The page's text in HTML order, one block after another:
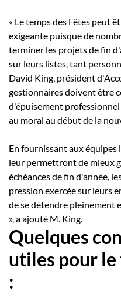
« Le temps des Fêtes peut
exigeante puisque de
terminer les projets de fin
sur leurs listes, tant
David King, président
gestionnaires doivent être
d'épuisement
au moral au début de la
En fournissant aux équipes
leur permettront de mieux
échéances de fin d'année,
pression exercée sur leurs
de se détendre pleinement
», a ajouté M. King.
Quelques
utiles pour le
: